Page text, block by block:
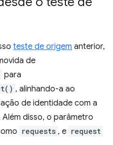
teste de origem anterior,
de
para
, alinhando-a ao
de identidade com a
Além disso, o parâmetro
requests , e request